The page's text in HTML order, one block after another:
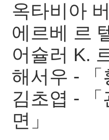
옥타비아
에르베 르
어슐러 K.
해서우 -
김초엽 -
면」